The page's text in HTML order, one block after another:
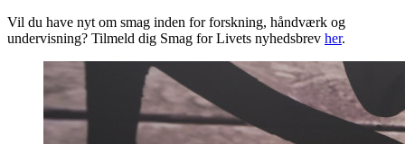
Vil du have nyt om smag inden for forskning, håndværk og
undervisning? Tilmeld dig Smag for Livets nyhedsbrev her.